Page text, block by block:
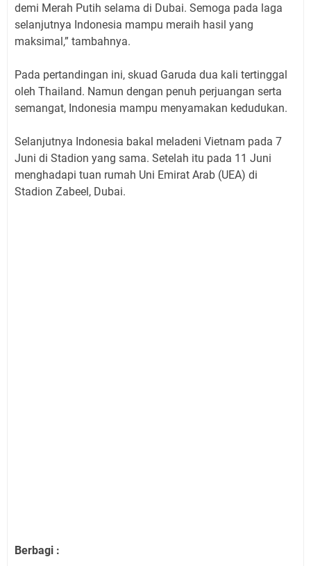
demi Merah Putih selama di Dubai. Semoga pada laga
selanjutnya Indonesia mampu meraih hasil yang
maksimal,” tambahnya.
Pada pertandingan ini, skuad Garuda dua kali tertinggal
oleh Thailand. Namun dengan penuh perjuangan serta
semangat, Indonesia mampu menyamakan kedudukan.
Selanjutnya Indonesia bakal meladeni Vietnam pada 7
Juni di Stadion yang sama. Setelah itu pada 11 Juni
menghadapi tuan rumah Uni Emirat Arab (UEA) di
Stadion Zabeel, Dubai.
Berbagi :